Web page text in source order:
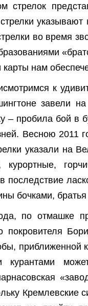
стрелок
указывают
во время
нам
к
завели
– пробила бой в
Весною 2011
указали на
курортные,
последствие
бочками,
по отмашке
покровителя
приближенной
Кремлевские